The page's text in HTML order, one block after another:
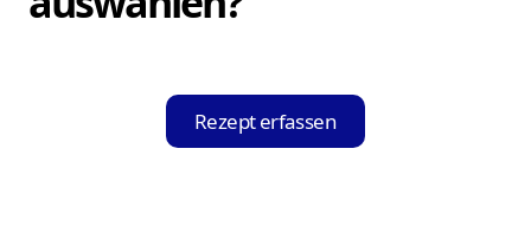
Ihnen die Hilfsmittel-Held App eine Liste
mit Sanitätshäusern an, die mit Ihrer
Rezept erfassen